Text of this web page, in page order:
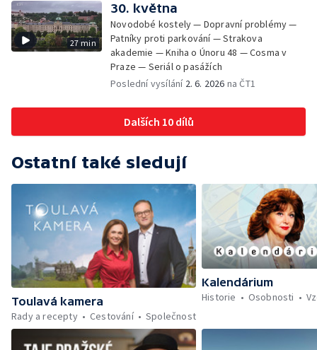
27 min
30. května
Novodobé kostely — Dopravní problémy —
Patníky proti parkování — Strakova
akademie — Kniha o Únoru 48 — Cosma v
Praze — Seriál o pasážích
Poslední vysílání 2. 6. 2026 na ČT1
Dalších 10 dílů
Ostatní také sledují
Toulavá kamera
Rady a recepty
Cestování Společnost
Kalendárium
Historie
Osobnosti